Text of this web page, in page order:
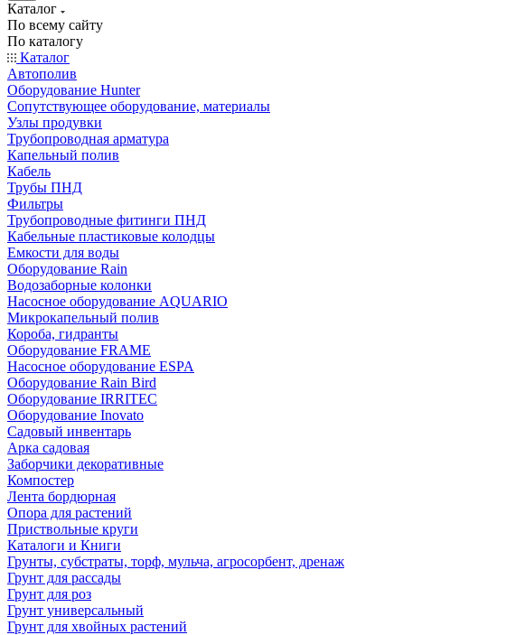
Каталог
По всему сайту
По каталогу
Каталог
Автополив
Оборудование Hunter
Сопутствующее оборудование, материалы
Узлы продувки
Трубопроводная арматура
Капельный полив
Кабель
Трубы ПНД
Фильтры
Трубопроводные фитинги ПНД
Кабельные пластиковые колодцы
Емкости для воды
Оборудование Rain
Водозаборные колонки
Насосное оборудование AQUARIO
Микрокапельный полив
Короба, гидранты
Оборудование FRAME
Насосное оборудование ESPA
Оборудование Rain Bird
Оборудование IRRITEC
Оборудование Inovato
Садовый инвентарь
Арка садовая
Заборчики декоративные
Компостер
Лента бордюрная
Опора для растений
Приствольные круги
Каталоги и Книги
Грунты, субстраты, торф, мульча, агросорбент, дренаж
Грунт для рассады
Грунт для роз
Грунт универсальный
Грунт для хвойных растений